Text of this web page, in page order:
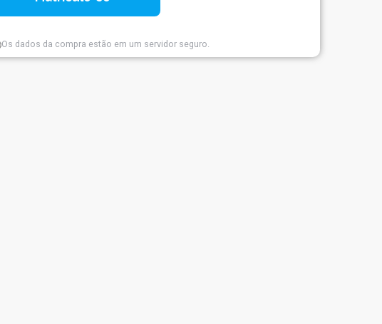
Os dados da compra estão em um servidor seguro.